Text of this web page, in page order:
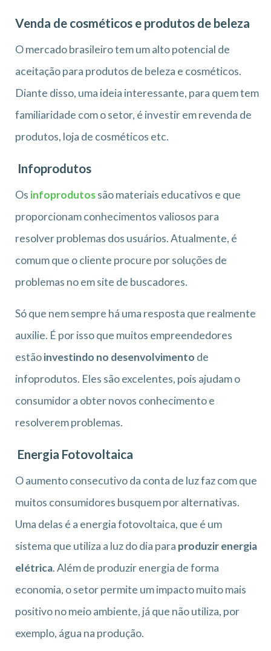
Venda de cosméticos e produtos de beleza
O mercado brasileiro tem um alto potencial de
aceitação para produtos de beleza e cosméticos.
Diante disso, uma ideia interessante, para quem tem
familiaridade com o setor, é investir em revenda de
produtos, loja de cosméticos etc.
Infoprodutos
Os infoprodutossão materiais educativos e que
proporcionam conhecimentos valiosos para
resolver problemas dos usuários. Atualmente, é
comum que o cliente procure por soluções de
problemas no em site de buscadores.
Só que nem sempre há uma resposta que realmente
auxilie. É por isso que muitos empreendedores
estãoinvestindo no desenvolvimento de
infoprodutos. Eles são excelentes, pois ajudam o
consumidor a obter novos conhecimento e
resolverem problemas.
Energia Fotovoltaica
O aumento consecutivo da conta de luz faz com que
muitos consumidores busquem por alternativas.
Uma delas é a energia fotovoltaica, que é um
sistema que utiliza a luz do dia para produzir energia
elétrica. Além de produzir energia de forma
economia, o setor permite um impacto muito mais
positivo no meio ambiente, já que não utiliza, por
exemplo, água na produção.